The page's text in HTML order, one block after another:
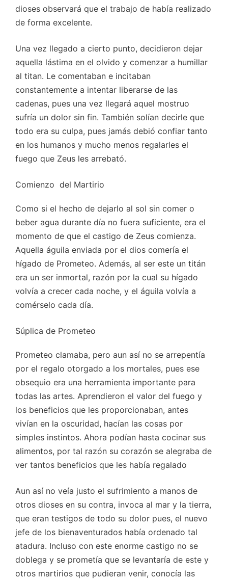
dioses observará que el trabajo de había realizado
de forma excelente.
Una vez llegado a cierto punto, decidieron dejar
aquella lástima en el olvido y comenzar a humillar
al titan. Le comentaban e incitaban
constantemente a intentar liberarse de las
cadenas, pues una vez llegará aquel mostruo
sufría un dolor sin fin. También solían decirle que
todo era su culpa, pues jamás debió confiar tanto
en los humanos y mucho menos regalarles el
fuego que Zeus les arrebató.
Comienzo del Martirio
Como si el hecho de dejarlo al sol sin comer o
beber agua durante día no fuera suficiente, era el
momento de que el castigo de Zeus comienza.
Aquella águila enviada por el dios comería el
hígado de Prometeo. Además, al ser este un titán
era un ser inmortal, razón por la cual su hígado
volvía a crecer cada noche, y el águila volvía a
comérselo cada día.
Súplica de Prometeo
Prometeo clamaba, pero aun así no se arrepentía
por el regalo otorgado a los mortales, pues ese
obsequio era una herramienta importante para
todas las artes. Aprendieron el valor del fuego y
los beneficios que les proporcionaban, antes
vivían en la oscuridad, hacían las cosas por
simples instintos. Ahora podían hasta cocinar sus
alimentos, por tal razón su corazón se alegraba de
ver tantos beneficios que les había regalado
Aun así no veía justo el sufrimiento a manos de
otros dioses en su contra, invoca al mar y la tierra,
que eran testigos de todo su dolor pues, el nuevo
jefe de los bienaventurados había ordenado tal
atadura. Incluso con este enorme castigo no se
doblega y se prometía que se levantaría de este y
otros martirios que pudieran venir, conocía las